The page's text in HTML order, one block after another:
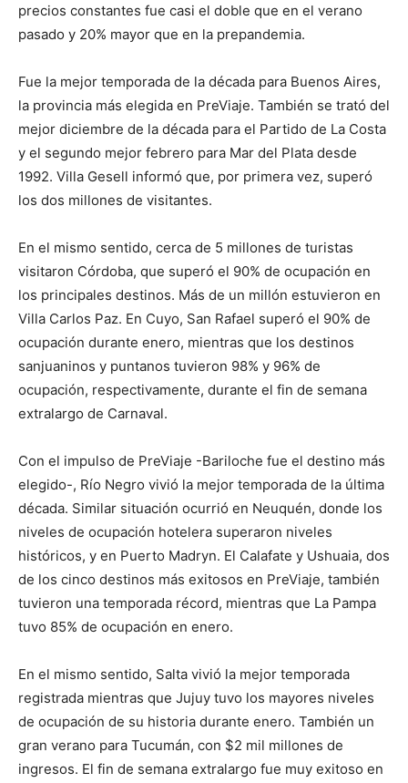
precios constantes fue casi el doble que en el verano
pasado y 20% mayor que en la prepandemia.
Fue la mejor temporada de la década para Buenos Aires,
la provincia más elegida en PreViaje. También se trató del
mejor diciembre de la década para el Partido de La Costa
y el segundo mejor febrero para Mar del Plata desde
1992. Villa Gesell informó que, por primera vez, superó
los dos millones de visitantes.
En el mismo sentido, cerca de 5 millones de turistas
visitaron Córdoba, que superó el 90% de ocupación en
los principales destinos. Más de un millón estuvieron en
Villa Carlos Paz. En Cuyo, San Rafael superó el 90% de
ocupación durante enero, mientras que los destinos
sanjuaninos y puntanos tuvieron 98% y 96% de
ocupación, respectivamente, durante el fin de semana
extralargo de Carnaval.
Con el impulso de PreViaje -Bariloche fue el destino más
elegido-, Río Negro vivió la mejor temporada de la última
década. Similar situación ocurrió en Neuquén, donde los
niveles de ocupación hotelera superaron niveles
históricos, y en Puerto Madryn. El Calafate y Ushuaia, dos
de los cinco destinos más exitosos en PreViaje, también
tuvieron una temporada récord, mientras que La Pampa
tuvo 85% de ocupación en enero.
En el mismo sentido, Salta vivió la mejor temporada
registrada mientras que Jujuy tuvo los mayores niveles
de ocupación de su historia durante enero. También un
gran verano para Tucumán, con $2 mil millones de
ingresos. El fin de semana extralargo fue muy exitoso en